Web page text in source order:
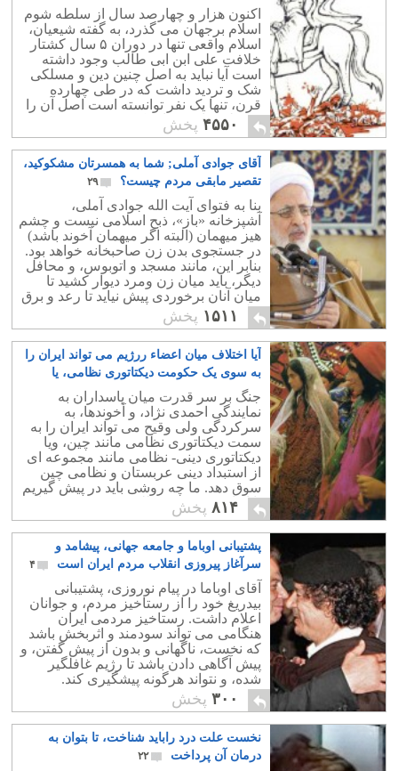
کجاست؟
اکنون هزار و چهارصد سال از سلطه شوم
اسلام برجهان می گذرد، به گفته شیعیان،
اسلام واقعی تنها در دوران ۵ سال کشتار
خلافت علی ابن ابی طالب وجود داشته
است آیا نباید به اصل چنین دین و مسلکی
شک و تردید داشت که در طی چهارده
قرن، تنها یک نفر توانسته است اصل آن را
در بطن جامعه پیاده کند؟.
۴۵۵۰ پخش
آقای جوادی آملی; شما به همسرتان مشکوکید،
تقصیر مابقی مردم چیست؟
۲۹
بنا به فتوای آیت الله جوادی آملی،
آشپزخانه «باز»، ذبح اسلامی نیست و چشم
هیز میهمان (البته اگر میهمان آخوند باشد)
در جستجوی بدن زن صاحبخانه خواهد بود.
بنابر این، مانند مسجد و اتوبوس، و محافل
دیگر، باید میان زن ومرد دیوار کشید تا
میان آنان برخوردی پیش نیاید تا رعد و برق
تولید نشود.
۱۵۱۱ پخش
آیا اختلاف میان اعضاء ررژیم می تواند ایران را
به سوی یک حکومت دیکتاتوری نظامی، یا
نظامی – مذهبی سوق دهد؟
۲۶
جنگ بر سر قدرت میان پاسداران به
نمایندگی احمدی نژاد، و آخوندها، به
سرکردگی ولی وقیح می تواند ایران را به
سمت دیکتاتوری نظامی مانند چین، ویا
دیکتاتوری دینی- نظامی مانند مجموعه ای
از استبداد دینی عربستان و نظامی چین
سوق دهد. ما چه روشی باید در پیش گیریم
تا از این دسیسه و طلسم پیش روی رهایی
یابیم؟.
۸۱۴ پخش
پشتیبانی اوباما و جامعه جهانی، پیشامد و
سرآغاز پیروزی انقلاب مردم ایران است
۴
آقای اوباما در پیام نوروزی، پشتیبانی
بیدریغ خود را از رستاخیز مردم، و جوانان
اعلام داشت. رستاخیز مردمی ایران
هنگامی می تواند سودمند و اثربخش باشد
که نخست، ناگهانی و بدون از پیش گفتن، و
پیش آگاهی دادن باشد تا رژیم غافلگیر
شده، و نتواند هرگونه پیشگیری کند.
۳۰۰ پخش
نخست علت درد راباید شناخت، تا بتوان به
درمان آن پرداخت
۲۲